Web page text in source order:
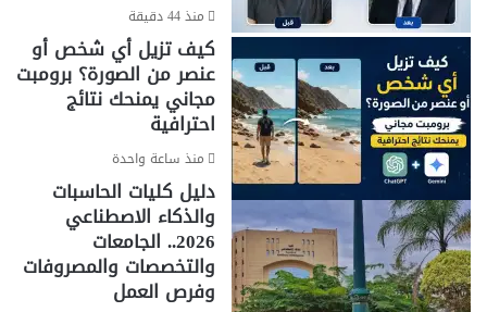
منذ 44 دقيقة
كيف تزيل أي شخص أو
عنصر من الصورة؟ برومبت
مجاني يمنحك نتائج
احترافية
منذ ساعة واحدة
دليل كليات الحاسبات
والذكاء الاصطناعي
2026.. الجامعات
والتخصصات والمصروفات
وفرص العمل